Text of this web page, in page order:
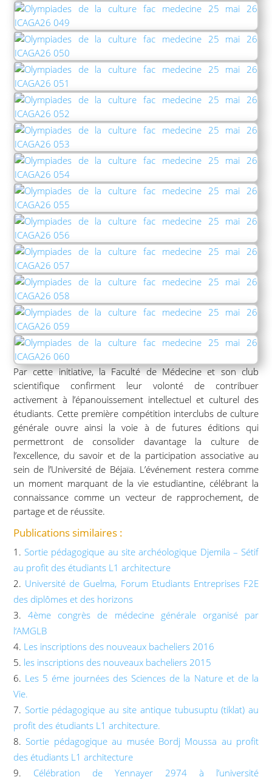
Par cette initiative, la Faculté de Médecine et son club
scientifique confirment leur volonté de contribuer
activement à l’épanouissement intellectuel et culturel des
étudiants. Cette première compétition interclubs de culture
générale ouvre ainsi la voie à de futures éditions qui
permettront de consolider davantage la culture de
l’excellence, du savoir et de la participation associative au
sein de l’Université de Béjaïa. L’événement restera comme
un moment marquant de la vie estudiantine, célébrant la
connaissance comme un vecteur de rapprochement, de
partage et de réussite.
Publications similaires :
Sortie pédagogique au site archéologique Djemila – Sétif
au profit des étudiants L1 architecture
Université de Guelma, Forum Etudiants Entreprises F2E
des diplômes et des horizons
4ème congrès de médecine générale organisé par
l‘AMGLB
Les inscriptions des nouveaux bacheliers 2016
les inscriptions des nouveaux bacheliers 2015
Les 5 éme journées des Sciences de la Nature et de la
Vie.
Sortie pédagogique au site antique tubusuptu (tiklat) au
profit des étudiants L1 architecture.
Sortie pédagogique au musée Bordj Moussa au profit
des étudiants L1 architecture
Célébration de Yennayer 2974 à l’université